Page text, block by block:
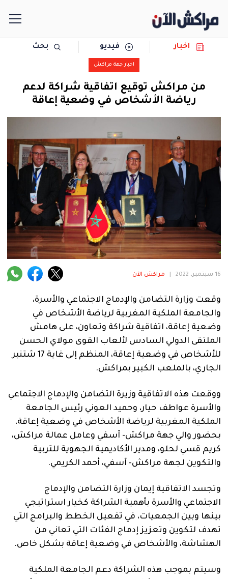
سياسة
دولية
المرأة
فنية
منوعة
آراء
اخبار فيديو بحث
اخبار جهة مراكش
من مراكش توقيع اتفاقية شراكة لدعم
رياضة الأشخاص في وضعية إعاقة
16 سبتمبر، 2022 مراكش الآن
وقعت وزارة التضامن والإدماج الاجتماعي والأسرة،
والجامعة الملكية المغربية لرياضة الأشخاص في
وضعية إعاقة، اتفاقية شراكة وتعاون، على هامش
الملتقى الدولي السادس لألعاب القوى مولاي الحسن
للأشخاص في وضعية إعاقة، المنظم إلى غاية 17 شتنبر
الجاري، بالملعب الكبير بمراكش.
ووقعت هذه الاتفاقية وزيرة التضامن والإدماج الاجتماعي
والأسرة عواطف حيار، وحميد العوني رئيس الجامعة
الملكية المغربية لرياضة الأشخاص في وضعية إعاقة،
بحضور والي جهة مراكش- آسفي وعامل عمالة مراكش،
كريم قسي لحلو، ومدير الأكاديمية الجهوية للتربية
والتكوين لجهة مراكش- آسفي، أحمد الكريمي.
وتجسد الاتفاقية إيمان وزارة التضامن والإدماج
الاجتماعي والأسرة بأهمية الشراكة كخيار استراتيجي
بينها وبين الجمعيات، في تفعيل الخطط والبرامج التي
تهدف لتكوين وتعزيز إدماج الفئات التي تعاني من
الهشاشة، والأشخاص في وضعية إعاقة بشكل خاص.
وسيتم بموجب هذه الشراكة دعم الجامعة الملكية